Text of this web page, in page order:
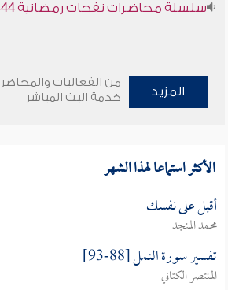
سلسلة محاضرات نفحات رمضانية 1444هـ
المزيد
من الفعاليات
خدمة البث المباشر
الأكثر استماعا لهذا الشهر
أقبل على نفسك
محمد المنجد
تفسير سورة النمل [88-93]
المنتصر الكتاني